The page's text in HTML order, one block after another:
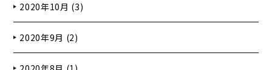
2020年10月 (3)
2020年9月 (2)